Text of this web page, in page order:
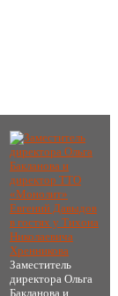
Заместитель
директора Ольга
Бакланова и